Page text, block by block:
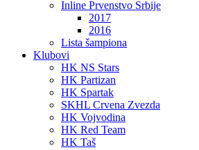
Inline Prvenstvo Srbije
2017
2016
Lista šampiona
Klubovi
HK NS Stars
HK Partizan
HK Spartak
SKHL Crvena Zvezda
HK Vojvodina
HK Red Team
HK Taš